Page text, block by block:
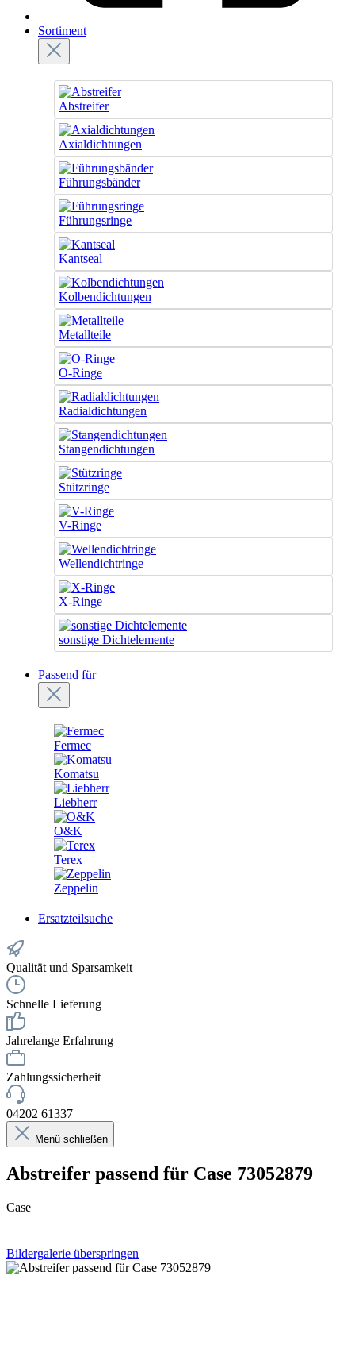
Sortiment
Abstreifer
Axialdichtungen
Führungsbänder
Führungsringe
Kantseal
Kolbendichtungen
Metallteile
O-Ringe
Radialdichtungen
Stangendichtungen
Stützringe
V-Ringe
Wellendichtringe
X-Ringe
sonstige Dichtelemente
Passend für
Fermec
Komatsu
Liebherr
O&K
Terex
Zeppelin
Ersatzteilsuche
Qualität und Sparsamkeit
Schnelle Lieferung
Jahrelange Erfahrung
Zahlungssicherheit
04202 61337
Menü schließen
Abstreifer passend für Case 73052879
Case
Bildergalerie überspringen